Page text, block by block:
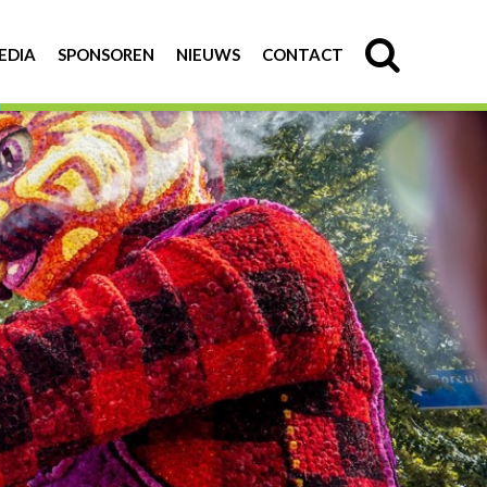
SPONSOREN NIEUWS CONTACT